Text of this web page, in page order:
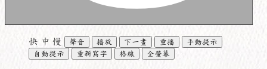
快 中 慢 聲音 播放 下一畫 重播
手動提示
自動提示
重新寫字 格線 全螢幕